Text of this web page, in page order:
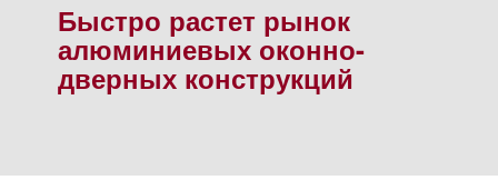
Быстро растет рынок
алюминиевых оконно-
дверных конструкций